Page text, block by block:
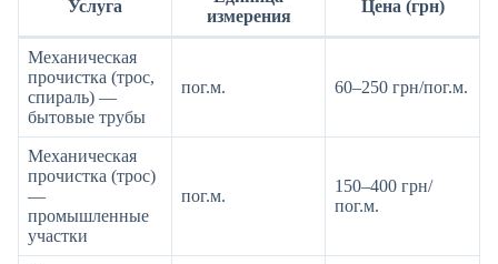
Услуга
измерения
Цена (грн)
Механическая
прочистка (трос,
спираль) —
бытовые трубы
пог.м. 60–250 грн/пог.м.
Механическая
прочистка (трос)
—
промышленные
участки
пог.м.
150–400 грн/
пог.м.